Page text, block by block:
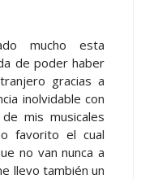
mucho esta
de poder haber
gracias a
inolvidable con
mis musicales
favorito el cual
no van nunca a
llevo también un